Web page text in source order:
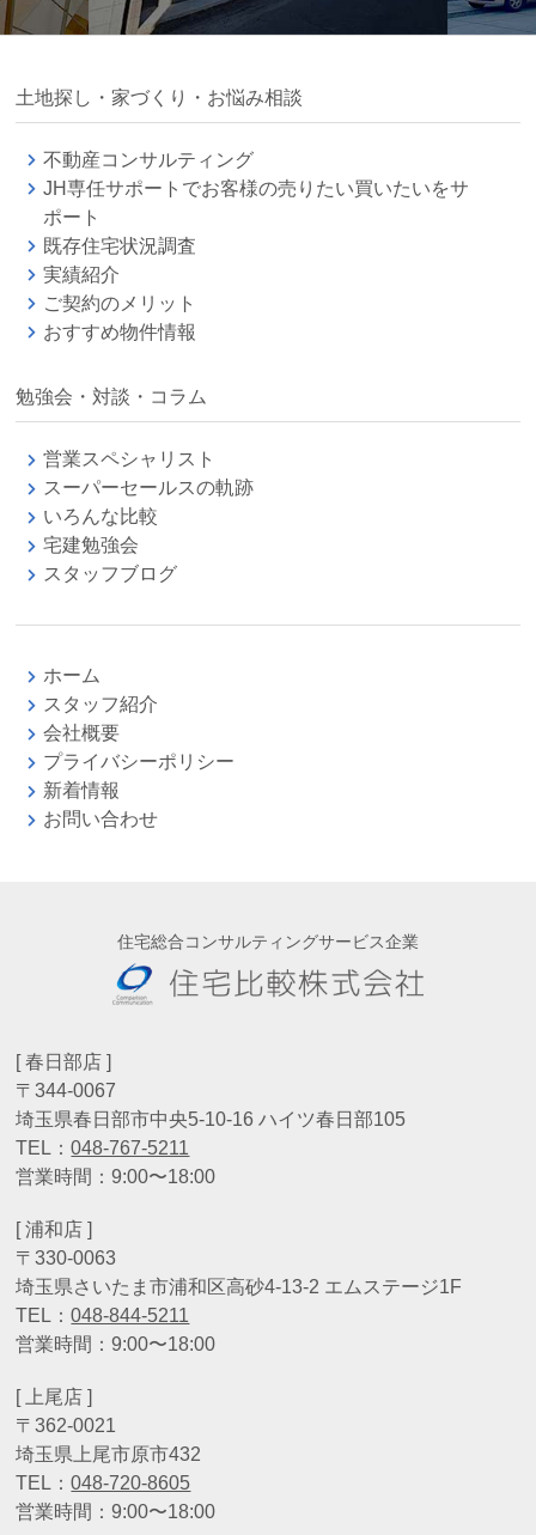
土地探し・家づくり・お悩み相談
不動産コンサルティング
JH専任サポートでお客様の売りたい買いたいをサ
ポート
既存住宅状況調査
実績紹介
ご契約のメリット
おすすめ物件情報
勉強会・対談・コラム
営業スペシャリスト
スーパーセールスの軌跡
いろんな比較
宅建勉強会
スタッフブログ
ホーム
スタッフ紹介
会社概要
プライバシーポリシー
新着情報
お問い合わせ
住宅総合コンサルティングサービス企業
[ 春日部店 ]
〒344-0067
埼玉県春日部市中央5-10-16 ハイツ春日部105
TEL：048-767-5211
営業時間：9:00〜18:00
[ 浦和店 ]
〒330-0063
埼玉県さいたま市浦和区高砂4-13-2 エムステージ1F
TEL：048-844-5211
営業時間：9:00〜18:00
[ 上尾店 ]
〒362-0021
埼玉県上尾市原市432
TEL：048-720-8605
営業時間：9:00〜18:00